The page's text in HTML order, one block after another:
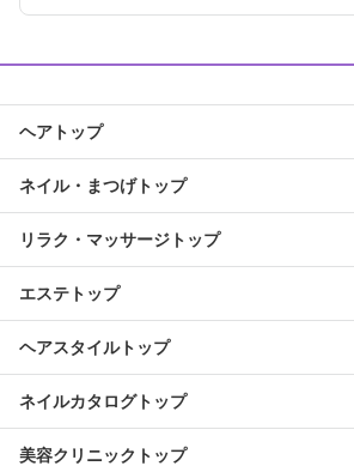
ヘアトップ
ネイル・まつげトップ
リラク・マッサージトップ
エステトップ
ヘアスタイルトップ
ネイルカタログトップ
美容クリニックトップ